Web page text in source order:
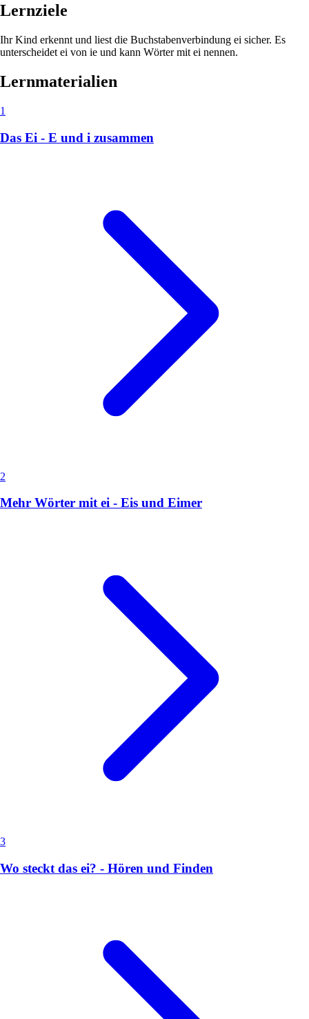
Lernziele
Ihr Kind erkennt und liest die Buchstabenverbindung ei sicher. Es
unterscheidet ei von ie und kann Wörter mit ei nennen.
Lernmaterialien
1
Das Ei - E und i zusammen
2
Mehr Wörter mit ei - Eis und Eimer
3
Wo steckt das ei? - Hören und Finden